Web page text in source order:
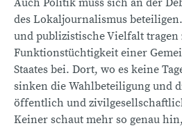
Auch Politik muss sich an der
des Lokaljournalismus
und publizistische Vielfalt tragen
Funktionstüchtigkeit einer
Staates bei. Dort, wo es keine
sinken die Wahlbeteiligung und
öffentlich und
Keiner schaut mehr so genau